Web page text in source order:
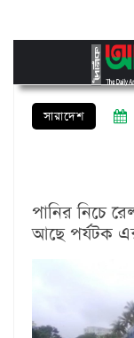
সারাদেশ
পানির নিচে
আছে পর্যটক